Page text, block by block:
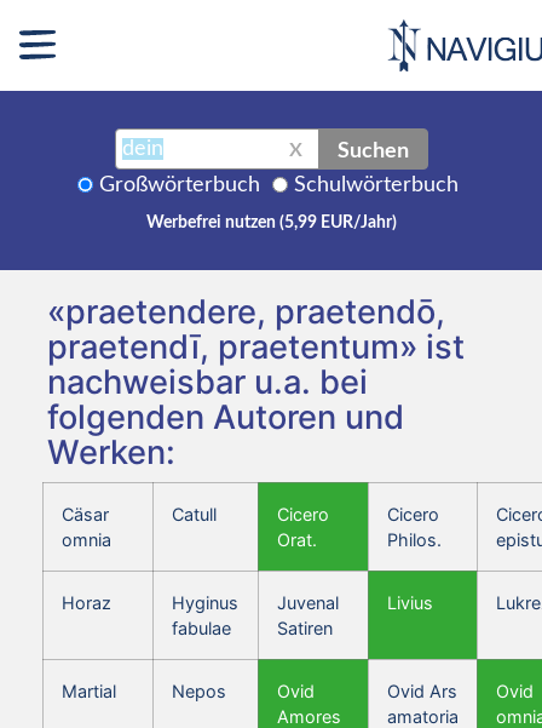
X Suchen
Großwörterbuch Schulwörterbuch
Werbefrei nutzen (5,99 EUR/Jahr)
«praetendere, praetendō,
praetendī, praetentum» ist
nachweisbar u.a. bei
folgenden Autoren und
Werken:
Cäsar
omnia
Catull
Cicero
Orat.
Cicero
Philos.
Horaz
Hyginus
fabulae
Juvenal
Satiren
Livius
Martial Nepos
Ovid
Amores
Ovid Ars
amatoria
Ovid